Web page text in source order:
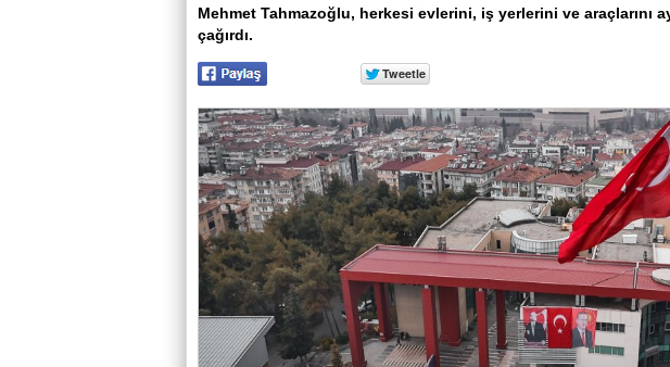
Mehmet Tahmazoğlu, herkesi evlerini, iş yerlerini ve araçlarını
çağırdı.